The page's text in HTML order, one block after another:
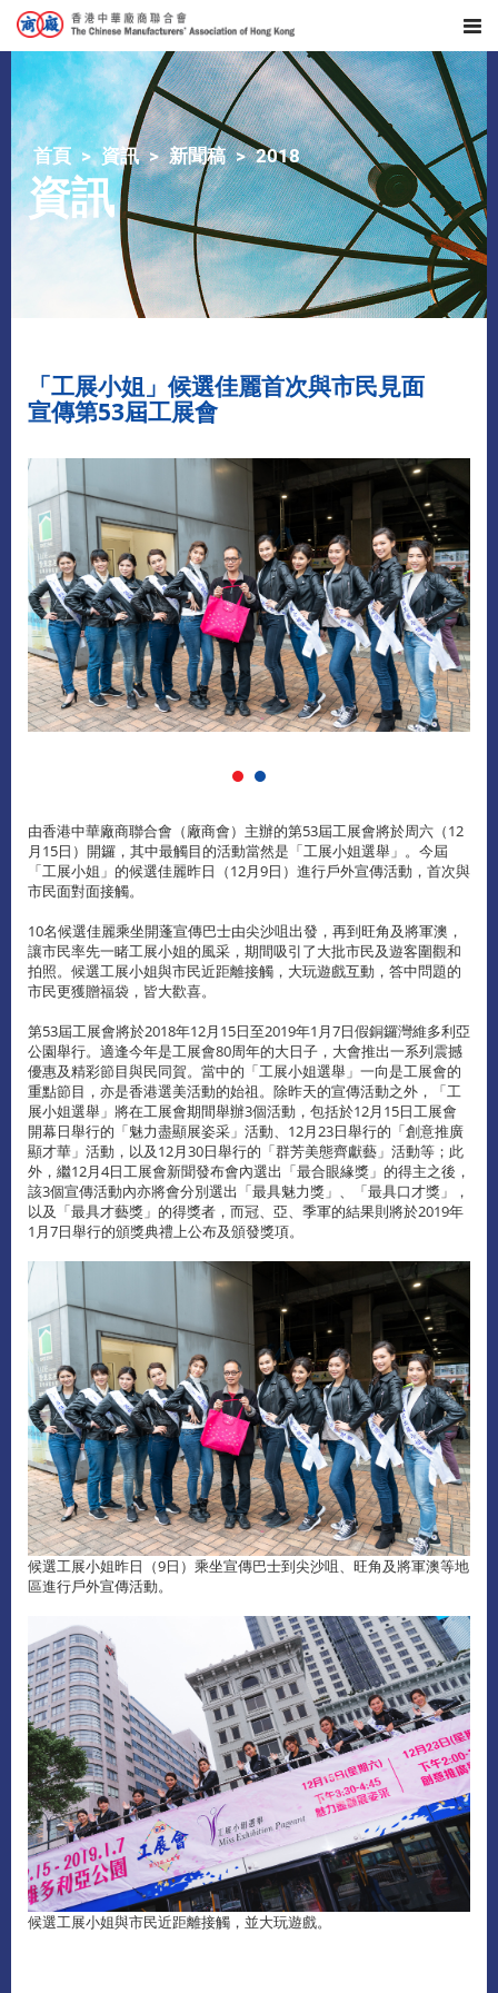
首頁 資訊 新聞稿 2018
資訊
「工展小姐」候選佳麗首次與市民見面
宣傳第53屆工展會
由香港中華廠商聯合會（廠商會）主辦的第53屆工展會將於周六（12
月15日）開鑼，其中最觸目的活動當然是「工展小姐選舉」。今屆
「工展小姐」的候選佳麗昨日（12月9日）進行戶外宣傳活動，首次與
市民面對面接觸。
10名候選佳麗乘坐開蓬宣傳巴士由尖沙咀出發，再到旺角及將軍澳，
讓市民率先一睹工展小姐的風采，期間吸引了大批市民及遊客圍觀和
拍照。候選工展小姐與市民近距離接觸，大玩遊戲互動，答中問題的
市民更獲贈福袋，皆大歡喜。
第53屆工展會將於2018年12月15日至2019年1月7日假銅鑼灣維多利亞
公園舉行。適逢今年是工展會80周年的大日子，大會推出一系列震撼
優惠及精彩節目與民同賀。當中的「工展小姐選舉」一向是工展會的
重點節目，亦是香港選美活動的始祖。除昨天的宣傳活動之外，「工
展小姐選舉」將在工展會期間舉辦3個活動，包括於12月15日工展會
開幕日舉行的「魅力盡顯展姿采」活動、12月23日舉行的「創意推廣
顯才華」活動，以及12月30日舉行的「群芳美態齊獻藝」活動等；此
外，繼12月4日工展會新聞發布會內選出「最合眼緣獎」的得主之後，
該3個宣傳活動內亦將會分別選出「最具魅力獎」、「最具口才獎」，
以及「最具才藝獎」的得獎者，而冠、亞、季軍的結果則將於2019年
1月7日舉行的頒獎典禮上公布及頒發獎項。
候選工展小姐昨日（9日）乘坐宣傳巴士到尖沙咀、旺角及將軍澳等地
區進行戶外宣傳活動。
候選工展小姐與市民近距離接觸，並大玩遊戲。